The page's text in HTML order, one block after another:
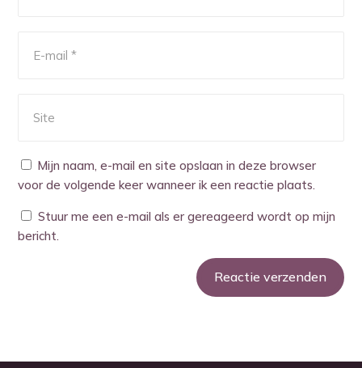
Mijn naam, e-mail en site opslaan in deze browser
voor de volgende keer wanneer ik een reactie plaats.
Stuur me een e-mail als er gereageerd wordt op mijn
bericht.
Reactie verzenden